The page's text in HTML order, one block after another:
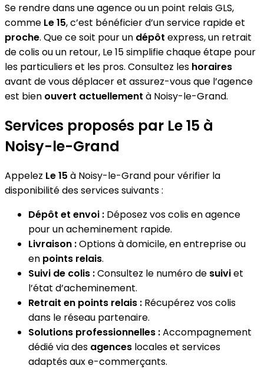
Se rendre dans une agence ou un point relais GLS,
comme Le 15, c’est bénéficier d’un service rapide et
proche. Que ce soit pour un dépôt express, un retrait
de colis ou un retour, Le 15 simplifie chaque étape pour
les particuliers et les pros. Consultez les horaires
avant de vous déplacer et assurez-vous que l’agence
est bien ouvert actuellement à Noisy-le-Grand.
Services proposés par Le 15 à
Noisy-le-Grand
Appelez Le 15 à Noisy-le-Grand pour vérifier la
disponibilité des services suivants :
Dépôt et envoi : Déposez vos colis en agence
pour un acheminement rapide.
Livraison :Options à domicile, en entreprise ou
en points relais.
Suivi de colis :Consultez le numéro de suiviet
l’état d’acheminement.
Retrait en points relais : Récupérez vos colis
dans le réseau partenaire.
Solutions professionnelles :Accompagnement
dédié via des agences locales et services
adaptés aux e-commerçants.